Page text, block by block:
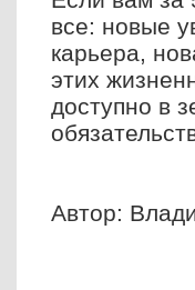
все: новые
карьера,
этих
доступно в
Автор: